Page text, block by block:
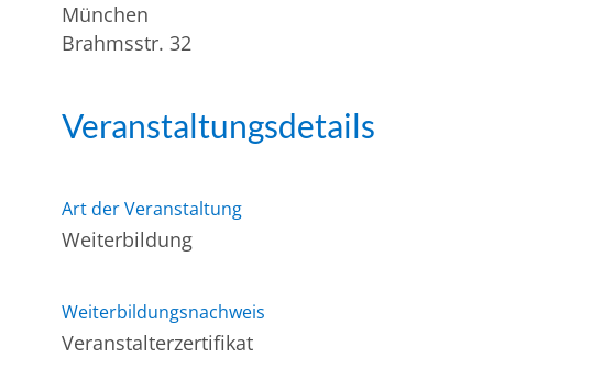
München
Brahmsstr. 32
Veranstaltungsdetails
Art der Veranstaltung
Weiterbildung
Weiterbildungsnachweis
Veranstalterzertifikat